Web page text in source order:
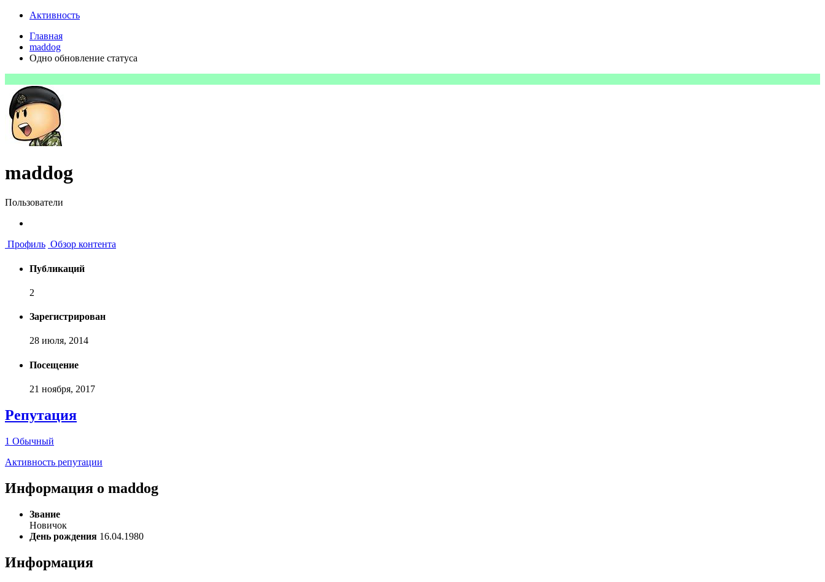
Активность
Главная
maddog
Одно обновление статуса
maddog
Пользователи
Профиль Обзор контента
Публикаций
2
Зарегистрирован
28 июля, 2014
Посещение
21 ноября, 2017
Репутация
1 Обычный
Активность репутации
Информация о maddog
Звание
Новичок
День рождения 16.04.1980
Информация